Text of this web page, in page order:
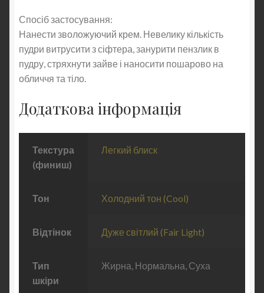
Спосіб застосування:
Нанести зволожуючий крем. Невелику кількість
пудри витрусити з сіфтера, занурити пензлик в
пудру, стряхнути зайве і наносити пошарово на
обличчя та тіло.
Додаткова інформація
Текстура
(финиш)
Легкий блиск
Тон Холодний тон (Cool)
Відтінок Дуже світлий (Fair Light)
Тип
шкіри
Жирна, Нормальна, Суха